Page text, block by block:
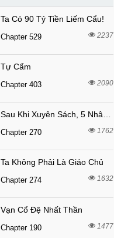
Ta Có 90 Tỷ Tiền Liếm Cẩu!
Chapter 529 2237
Tự Cẩm
Chapter 403 2090
Chapter 270 1762
Ta Không Phải Là Giáo Chủ
Chapter 274 1632
Vạn Cổ Đệ Nhất Thần
Chapter 190 1477